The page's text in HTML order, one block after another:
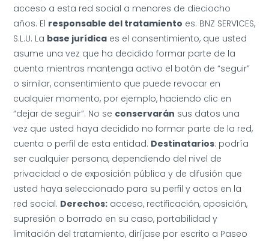
acceso a esta red social a menores de dieciocho
años. El responsable del tratamiento es: BNZ SERVICES,
S.L.U. La base jurídica es el consentimiento, que usted
asume una vez que ha decidido formar parte de la
cuenta mientras mantenga activo el botón de “seguir”
o similar, consentimiento que puede revocar en
cualquier momento, por ejemplo, haciendo clic en
“dejar de seguir”. No se conservarán sus datos una
vez que usted haya decidido no formar parte de la red,
cuenta o perfil de esta entidad. Destinatarios: podría
ser cualquier persona, dependiendo del nivel de
privacidad o de exposición pública y de difusión que
usted haya seleccionado para su perfil y actos en la
red social. Derechos: acceso, rectificación, oposición,
supresión o borrado en su caso, portabilidad y
limitación del tratamiento, diríjase por escrito a Paseo